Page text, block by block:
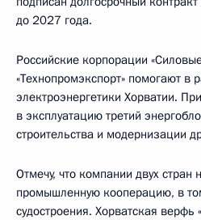
до 2027 года.
Российские корпорации
«Технопромэкспорт» помогают в
электроэнергетики Хорватии.
в эксплуатацию третий
строительства и модернизации
Отмечу, что компании двух стран
промышленную кооперацию, в
судостроения. Хорватская верфь